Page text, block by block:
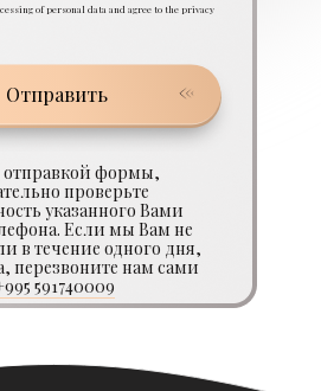
отправкой формы,
проверьте
указанного Вами
Если мы Вам не
в течение одного дня,
перезвоните нам сами
591740009
Отправить
of personal data and agree to the privacy